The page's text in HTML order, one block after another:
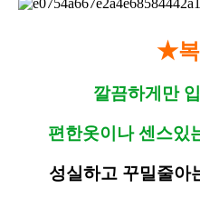
★
깔끔하게만
편한옷이나 센스있
성실하고 꾸밀줄아